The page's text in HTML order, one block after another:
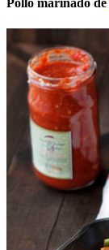
Pollo marinado de